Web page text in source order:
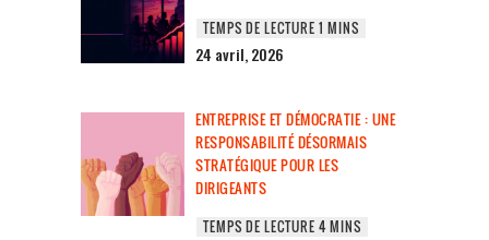
24 avril, 2026
ENTREPRISE ET DÉMOCRATIE : UNE
RESPONSABILITÉ DÉSORMAIS
STRATÉGIQUE POUR LES
DIRIGEANTS